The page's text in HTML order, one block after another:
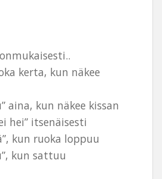
kerta, kun näkee
aina, kun näkee kissan
hei” itsenäisesti
kun ruoka loppuu
kun sattuu